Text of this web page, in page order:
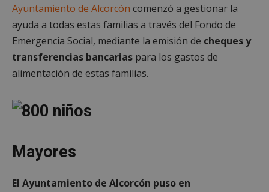
Ayuntamiento de Alcorcón comenzó a gestionar la
ayuda a todas estas familias a través del Fondo de
Emergencia Social, mediante la emisión de cheques y
transferencias bancarias para los gastos de
alimentación de estas familias.
Mayores
El Ayuntamiento de Alcorcón puso en